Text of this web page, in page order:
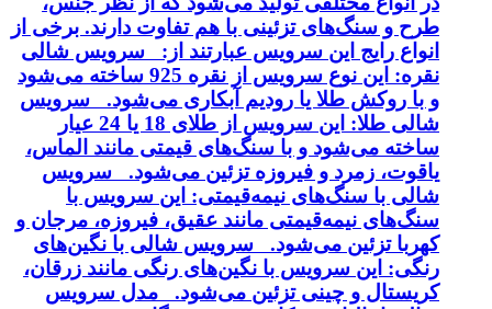
طرح و سنگ‌های تزئینی با هم تفاوت دارند. برخی از
انواع رایج این سرویس عبارتند از: سرویس شالی
نقره: این نوع سرویس از نقره 925 ساخته می‌شود
و با روکش طلا یا رودیم آبکاری می‌شود. سرویس
شالی طلا: این سرویس از طلای 18 یا 24 عیار
ساخته می‌شود و با سنگ‌های قیمتی مانند الماس،
یاقوت، زمرد و فیروزه تزئین می‌شود. سرویس
شالی با سنگ‌های نیمه‌قیمتی: این سرویس با
سنگ‌های نیمه‌قیمتی مانند عقیق، فیروزه، مرجان و
کهربا تزئین می‌شود. سرویس شالی با نگین‌های
رنگی: این سرویس با نگین‌های رنگی مانند زرقان،
کریستال و چینی تزئین می‌شود. مدل سرویس